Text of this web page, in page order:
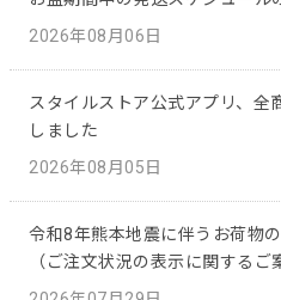
2026年08月06日
スタイルストア公式アプリ、全
しました
2026年08月05日
令和8年熊本地震に伴うお荷物
（ご注文状況の表示に関するご